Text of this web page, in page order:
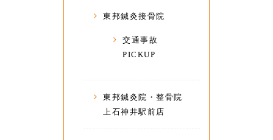
東邦鍼灸接骨院
交通事故
PICKUP
東邦鍼灸院・整骨院
上石神井駅前店